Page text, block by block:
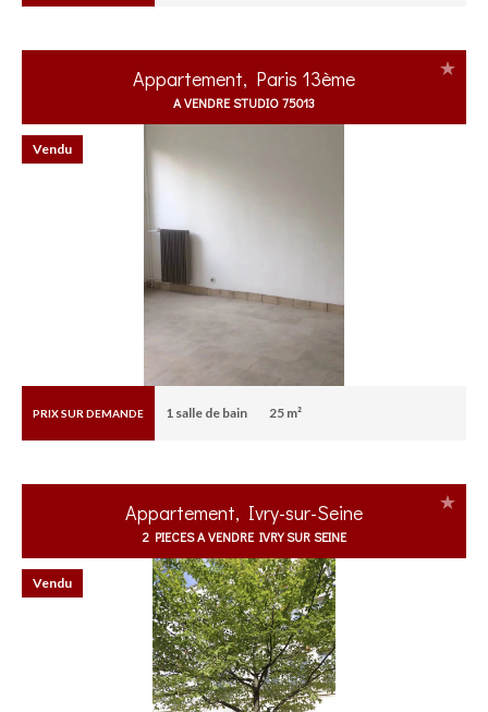
Appartement, Paris 13ème
A VENDRE STUDIO 75013
PRIX SUR DEMANDE 1 salle de bain 25 m²
Vendu
Appartement, Ivry-sur-Seine
2 PIECES A VENDRE IVRY SUR SEINE
Vendu